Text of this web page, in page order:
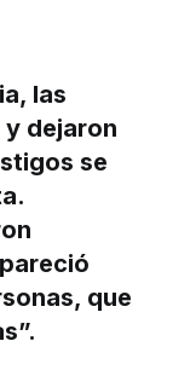
las
dejaron
se
que